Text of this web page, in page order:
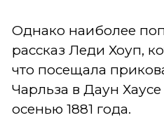
Однако наиболее
рассказ Леди Хоуп,
что посещала
Чарльза в Даун
осенью 1881 года.